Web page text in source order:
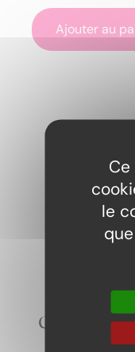
Ajouter au
le